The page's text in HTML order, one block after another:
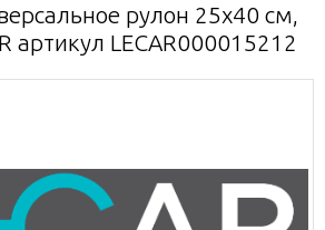
рулон 25х40 см,
артикул LECAR000015212